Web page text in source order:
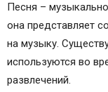
Песня –
она представляет
на музыку.
используются во
развлечений.